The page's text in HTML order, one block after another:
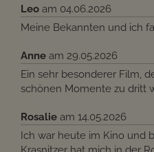
Leo am 04.06.2026
Meine Bekannten und ich
Anne am 29.05.2026
Ein sehr besonderer Film,
schönen Momente zu dritt
Rosalie am 14.05.2026
Ich war heute im Kino und